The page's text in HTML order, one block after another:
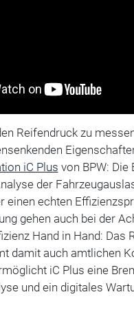
Reifendruck zu
iC Plus von BPW: Die
der
einen echten
gehen auch bei der
Hand in Hand: Das
damit auch amtlichen
iC Plus eine
und ein digitales